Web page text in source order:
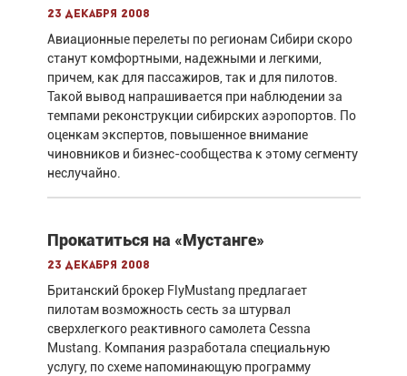
23 декабря 2008
Авиационные перелеты по регионам Сибири скоро
станут комфортными, надежными и легкими,
причем, как для пассажиров, так и для пилотов.
Такой вывод напрашивается при наблюдении за
темпами реконструкции сибирских аэропортов. По
оценкам экспертов, повышенное внимание
чиновников и бизнес-сообщества к этому сегменту
неслучайно.
Прокатиться на «Мустанге»
23 декабря 2008
Британский брокер FlyMustang предлагает
пилотам возможность сесть за штурвал
сверхлегкого реактивного самолета Cessna
Mustang. Компания разработала специальную
услугу, по схеме напоминающую программу